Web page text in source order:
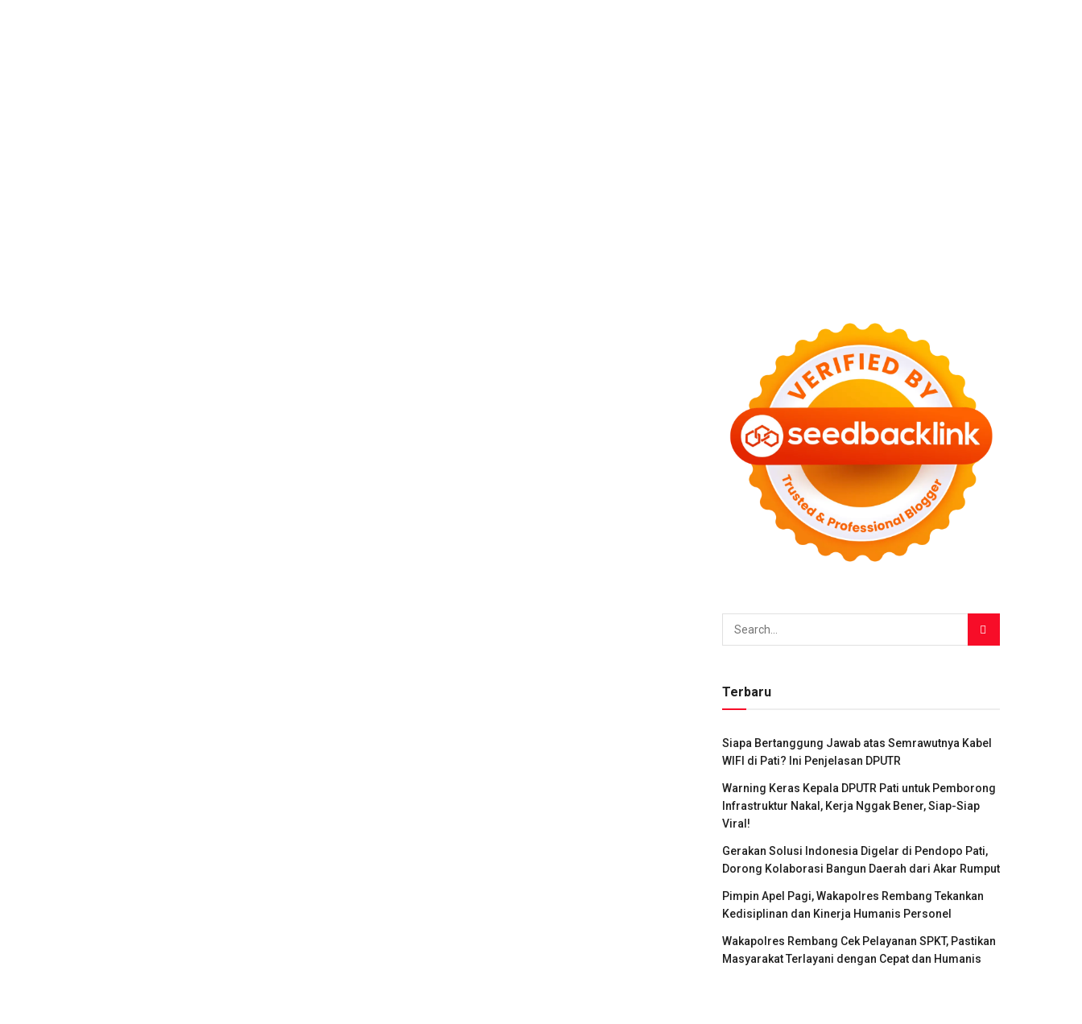
Terbaru
Siapa Bertanggung Jawab atas Semrawutnya Kabel
WIFI di Pati? Ini Penjelasan DPUTR
Warning Keras Kepala DPUTR Pati untuk Pemborong
Infrastruktur Nakal, Kerja Nggak Bener, Siap-Siap
Viral!
Gerakan Solusi Indonesia Digelar di Pendopo Pati,
Dorong Kolaborasi Bangun Daerah dari Akar Rumput
Pimpin Apel Pagi, Wakapolres Rembang Tekankan
Kedisiplinan dan Kinerja Humanis Personel
Wakapolres Rembang Cek Pelayanan SPKT, Pastikan
Masyarakat Terlayani dengan Cepat dan Humanis